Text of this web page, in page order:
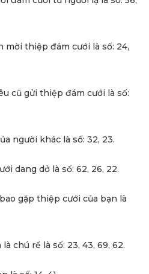
mời thiệp đám cưới là số: 24,
cũ gửi thiệp đám cưới là số:
người khác là số: 32, 23.
dang dở là số: 62, 26, 22.
gặp thiệp cưới của bạn là
chú rể là số: 23, 43, 69, 62.